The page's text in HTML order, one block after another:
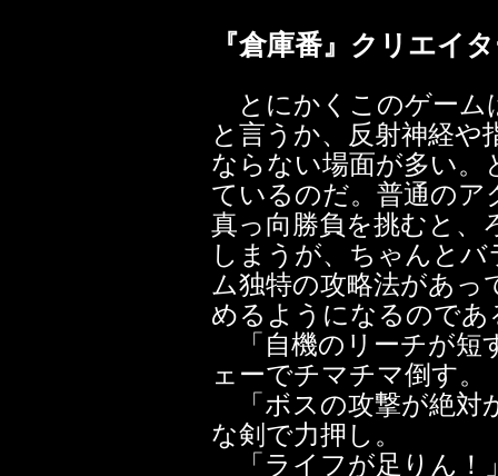
『倉庫番』クリエイ
とにかくこのゲーム
と言うか、反射神経
ならない場面が多い。
ているのだ。普通の
真っ向勝負を挑むと、
しまうが、ちゃんと
ム独特の攻略法があ
めるようになるのであ
「自機のリーチが短
ェーでチマチマ倒す。
「ボスの攻撃が絶対
な剣で力押し。
「ライフが足りん！